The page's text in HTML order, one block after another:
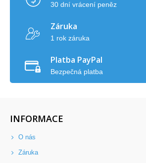
30 dní vrácení peněz
Záruka
1 rok záruka
Platba PayPal
Bezpečná platba
INFORMACE
O nás
Záruka